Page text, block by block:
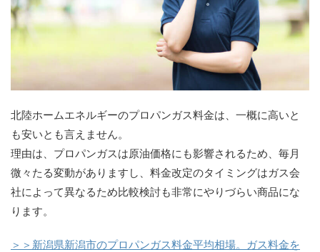
北陸ホームエネルギーのプロパンガス料金は、一概に高いと
も安いとも言えません。
理由は、プロパンガスは原油価格にも影響されるため、毎月
微々たる変動がありますし、料金改定のタイミングはガス会
社によって異なるため比較検討も非常にやりづらい商品にな
ります。
＞＞新潟県新潟市のプロパンガス料金平均相場。ガス料金を